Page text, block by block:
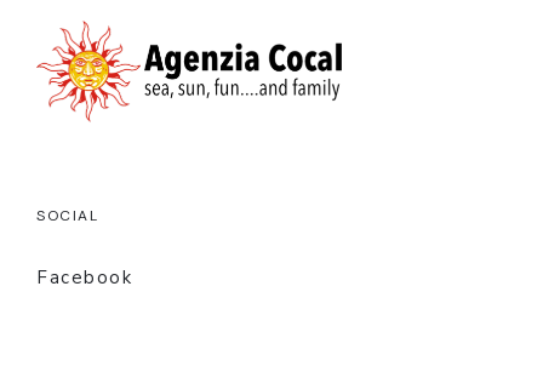
SOCIAL
Facebook